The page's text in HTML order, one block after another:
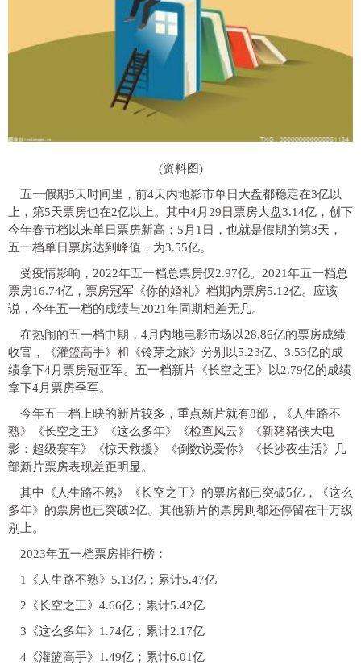
(资料图)
五一假期5天时间里，前4天内地影市单日大盘都稳定在3亿以
上，第5天票房也在2亿以上。其中4月29日票房大盘3.14亿，创下
今年春节档以来单日票房新高；5月1日，也就是假期的第3天，
五一档单日票房达到峰值，为3.55亿。
受疫情影响，2022年五一档总票房仅2.97亿。2021年五一档总
票房16.74亿，票房冠军《你的婚礼》档期内票房5.12亿。应该
说，今年五一档的成绩与2021年同期相差无几。
在热闹的五一档中期，4月内地电影市场以28.86亿的票房成绩
收官，《灌篮高手》和《铃芽之旅》分别以5.23亿、3.53亿的成
绩拿下4月票房冠亚军。五一档新片《长空之王》以2.79亿的成绩
拿下4月票房季军。
今年五一档上映的新片较多，重点新片就有8部，《人生路不
熟》《长空之王》《这么多年》《检查风云》《新猪猪侠大电
影：超级赛车》《惊天救援》《倒数说爱你》《长沙夜生活》几
部新片票房表现差距明显。
其中《人生路不熟》《长空之王》的票房都已突破5亿，《这么
多年》的票房也已突破2亿。其他新片的票房则都还停留在千万级
别上。
2023年五一档票房排行榜：
1《人生路不熟》5.13亿；累计5.47亿
2《长空之王》4.66亿；累计5.42亿
3《这么多年》1.74亿；累计2.17亿
4《灌篮高手》1.49亿；累计6.01亿